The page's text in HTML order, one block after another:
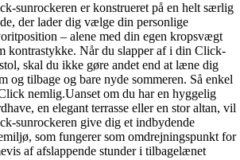
sunrockeren er konstrueret på en helt særlig
der lader dig vælge din personlige
– alene med din egen kropsvægt
kontrastykke. Når du slapper af i din Click-
skal du ikke gøre andet end at læne dig
og tilbage og bare nyde sommeren. Så enkel
nemlig.Uanset om du har en hyggelig
en elegant terrasse eller en stor altan, vil
sunrockeren give dig et indbydende
som fungerer som omdrejningspunkt for
af afslappende stunder i tilbagelænet